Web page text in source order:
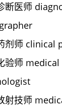
断医师
剂师 clinical
验师
射技师